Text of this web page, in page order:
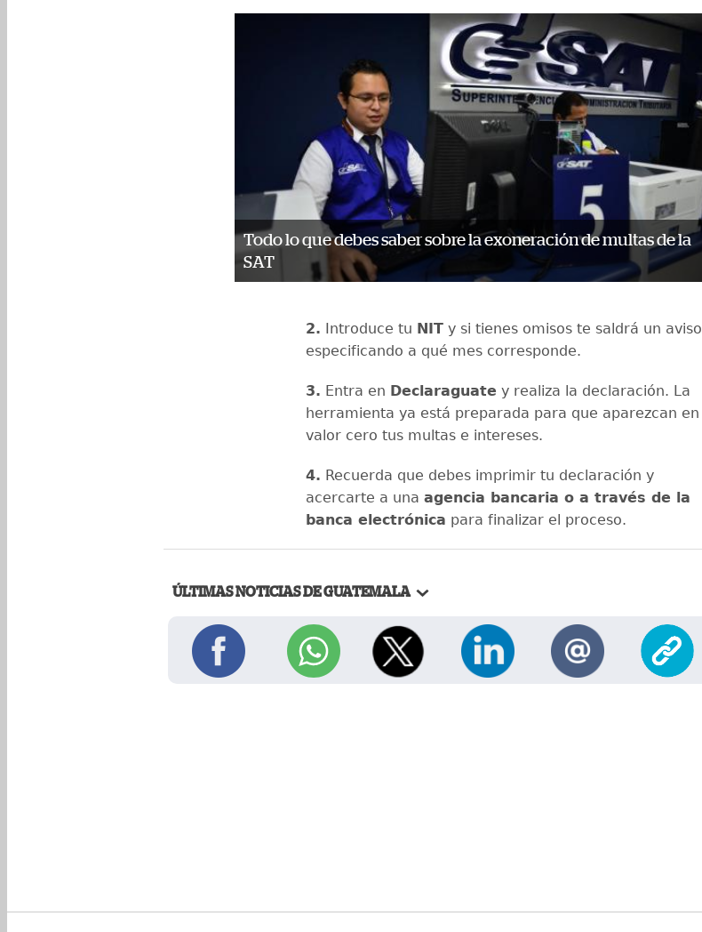
Todo lo que debes saber sobre la exoneración de multas de la
SAT
2. Introduce tu NIT y si tienes omisos te saldrá un aviso
especificando a qué mes corresponde.
3. Entra en Declaraguate y realiza la declaración. La
herramienta ya está preparada para que aparezcan en
valor cero tus multas e intereses.
4. Recuerda que debes imprimir tu declaración y
acercarte a una agencia bancaria o a través de la
banca electrónica para finalizar el proceso.
ÚLTIMAS NOTICIAS DE GUATEMALA